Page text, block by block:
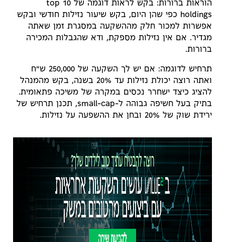
הוראות ברורות: בקש לראות דוגמה של top 10
holdings כפי שהן היום, בקש שיעור נזילות חודשי ובקש
אפשרות למכור חלק מההשקעה במסגרת זמן שאתה
מגדיר. אם אין נזילות מספקת, ודא שהגבלות המכירה
ברורות.
תרחיש לדוגמה: אם יש לך השקעה של 250,000 ש"ח
ואתה רוצה יכולת נזילות עד 20% בשנה, בקש מהמנהל
להציג כיצד ישחרר נכסים במקרה של משיכה פתאומית.
בתיק בעל חשיפה גבוהה ל-small-cap, תכנן תרחיש של
ירידת שוק של 20% ובחן את ההשפעה על נזילות.